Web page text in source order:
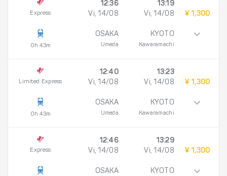
Express
0h 43m
12:36
Vi, 14/08
OSAKA
Umeda
13:19
Vi, 14/08
KYOTO
Kawaramachi
¥ 1,300
Limited Express
0h 43m
12:40
Vi, 14/08
OSAKA
Umeda
13:23
Vi, 14/08
KYOTO
Kawaramachi
¥ 1,300
Express
12:46
Vi, 14/08
OSAKA
13:29
Vi, 14/08
KYOTO
¥ 1,300